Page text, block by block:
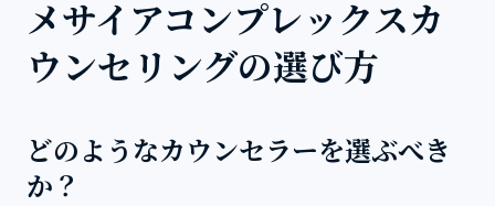
メサイアコンプレックスカ
ウンセリングの選び方
どのようなカウンセラーを選ぶべき
か？